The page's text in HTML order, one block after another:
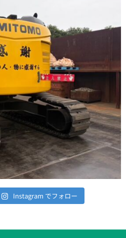
Instagram でフォロー